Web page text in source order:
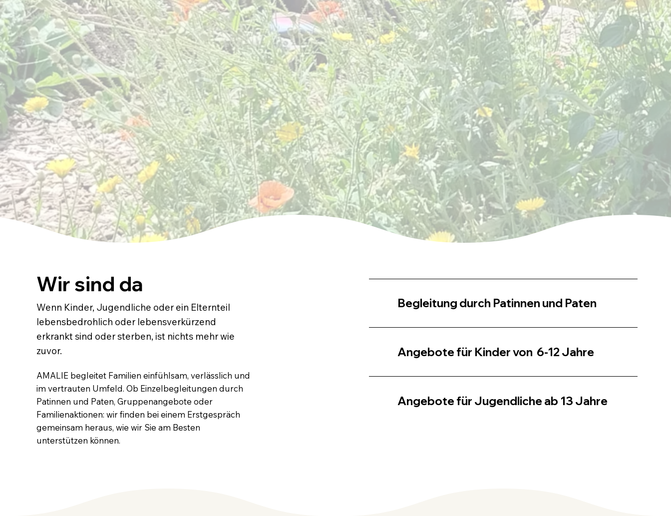
Wir sind da
Wenn Kinder, Jugendliche oder ein Elternteil
lebensbedrohlich oder lebensverkürzend
erkrankt sind oder sterben, ist nichts mehr wie
zuvor.
AMALIE begleitet Familien einfühlsam, verlässlich und
im vertrauten Umfeld. Ob Einzelbegleitungen durch
Patinnen und Paten, Gruppenangebote oder
Familienaktionen: wir finden bei einem Erstgespräch
gemeinsam heraus, wie wir Sie am Besten
unterstützen können.
Begleitung durch Patinnen und Paten
Angebote für Kinder von 6-12 Jahre
Angebote für Jugendliche ab 13 Jahre